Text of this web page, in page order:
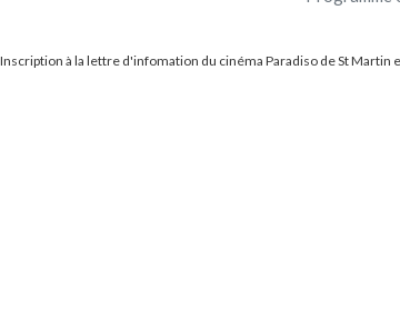
Inscription à la lettre d'infomation du cinéma Paradiso de St Martin